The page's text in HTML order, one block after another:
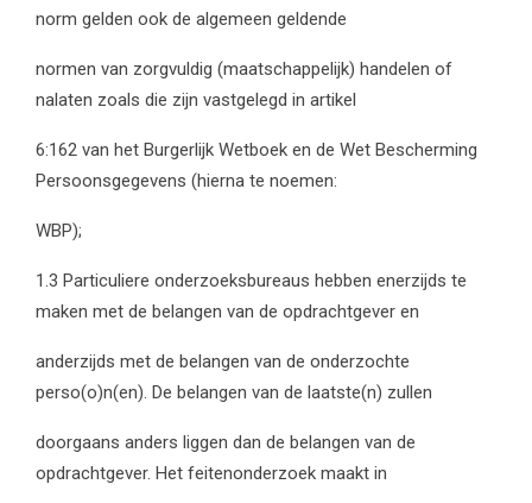
norm gelden ook de algemeen geldende
normen van zorgvuldig (maatschappelijk) handelen of
nalaten zoals die zijn vastgelegd in artikel
6:162 van het Burgerlijk Wetboek en de Wet Bescherming
Persoonsgegevens (hierna te noemen:
WBP);
1.3 Particuliere onderzoeksbureaus hebben enerzijds te
maken met de belangen van de opdrachtgever en
anderzijds met de belangen van de onderzochte
perso(o)n(en). De belangen van de laatste(n) zullen
doorgaans anders liggen dan de belangen van de
opdrachtgever. Het feitenonderzoek maakt in